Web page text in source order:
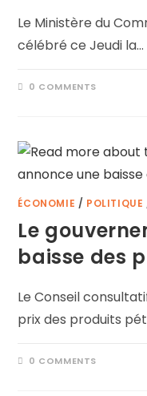
Le Ministère du
célébré ce Jeudi la…
0 COMMENTS
ÉCONOMIE / POLITIQUE
Le
baisse des
Le Conseil
prix des produits
0 COMMENTS